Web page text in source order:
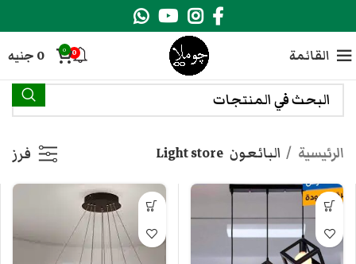
القائمة 0
0
0 جنيه
الرئيسية البائعون Light store فرز